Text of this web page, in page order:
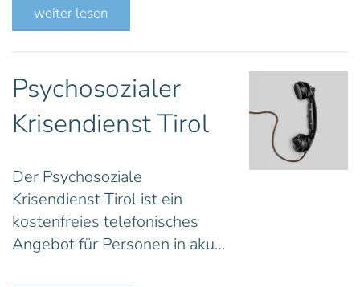
weiter lesen
Psychosozialer
Krisendienst Tirol
Der Psychosoziale
Krisendienst Tirol ist ein
kostenfreies telefonisches
Angebot für Personen in aku…